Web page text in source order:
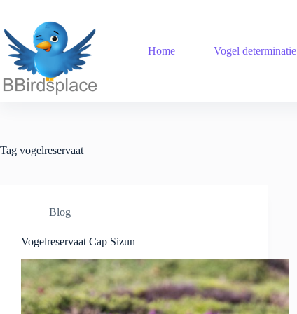
de
inhoud
Home Vogel determinatie
Tag vogelreservaat
Blog
Vogelreservaat Cap Sizun